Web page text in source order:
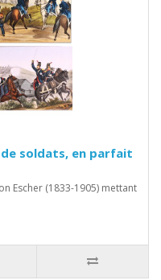
soldats, en parfait
Escher (1833-1905) mettant